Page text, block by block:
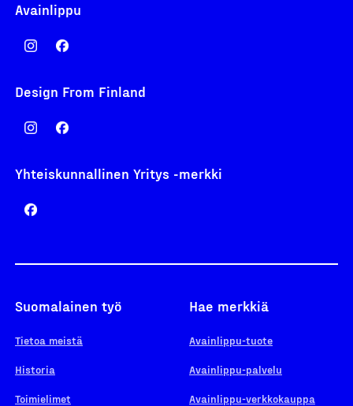
Avainlippu
Design From Finland
Yhteiskunnallinen Yritys -merkki
Suomalainen työ
Tietoa meistä
Historia
Toimielimet
Hae merkkiä
Avainlippu-tuote
Avainlippu-palvelu
Avainlippu-verkkokauppa